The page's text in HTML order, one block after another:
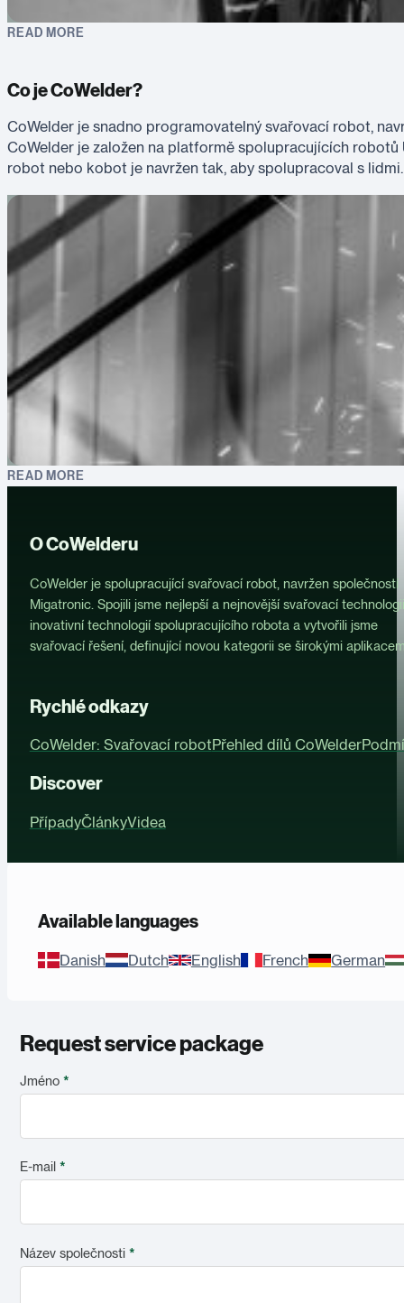
READ MORE
Co je CoWelder?
CoWelder je snadno programovatelný svařovací robot,
CoWelder je založen na platformě spolupracujících
robot nebo kobot je navržen tak, aby spolupracoval s
READ MORE
O CoWelderu
CoWelder je spolupracující svařovací robot, navržen společností
Migatronic. Spojili jsme nejlepší a nejnovější svařovací
inovativní technologií spolupracujícího robota a vytvořili jsme
svařovací řešení, definující novou kategorii se širokými
Rychlé odkazy
CoWelder: Svařovací robotPřehled dílů CoWelder
Discover
PřípadyČlánkyVidea
Available languages
Danish Dutch English French German
Request service package
Jméno *
E-mail *
Název společnosti *